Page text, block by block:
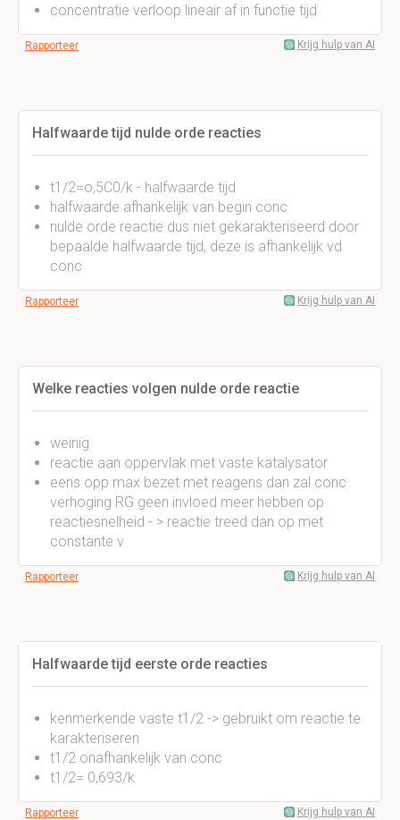
concentratie verloop lineair af in functie tijd
Rapporteer Krijg hulp van AI
Halfwaarde tijd nulde orde reacties
t1/2=o,5C0/k - halfwaarde tijd
halfwaarde afhankelijk van begin conc
nulde orde reactie dus niet gekarakteriseerd door
bepaalde halfwaarde tijd, deze is afhankelijk vd
conc
Rapporteer Krijg hulp van AI
Welke reacties volgen nulde orde reactie
weinig
reactie aan oppervlak met vaste katalysator
eens opp max bezet met reagens dan zal conc
verhoging RG geen invloed meer hebben op
reactiesnelheid - > reactie treed dan op met
constante v
Rapporteer Krijg hulp van AI
Halfwaarde tijd eerste orde reacties
kenmerkende vaste t1/2 -> gebruikt om reactie te
karakteriseren
t1/2 onafhankelijk van conc
t1/2= 0,693/k
Rapporteer Krijg hulp van AI